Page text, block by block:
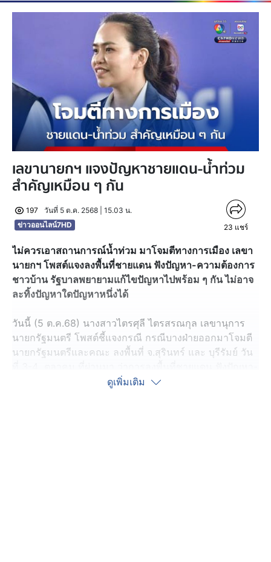
เลขานายกฯ แจงปัญหาชายแดน-น้ำท่วม
สำคัญเหมือน ๆ กัน
197
วันที่ 5 ต.ค. 2568 | 15.03 น.
ข่าวออนไลน์7HD
23 แชร์
ไม่ควรเอาสถานการณ์น้ำท่วม มาโจมตีทางการเมือง เลขา
นายกฯ โพสต์แจงลงพื้นที่ชายแดน ฟังปัญหา-ความต้องการ
ชาวบ้าน รัฐบาลพยายามแก้ไขปัญหาไปพร้อม ๆ กัน ไม่อาจ
ละทิ้งปัญหาใดปัญหาหนึ่งได้
วันนี้ (5 ต.ค.68) นางสาวไตรศุลี ไตรสรณกุล เลขานุการ
นายกรัฐมนตรี โพสต์ชี้แจงกรณี กรณีบางฝ่ายออกมาโจมตี
นายกรัฐมนตรีและคณะ ลงพื้นที่ จ.สุรินทร์ และ บุรีรัมย์ วัน
ความต้องการชาวบ้าน ไม่ใช่เรื่องของการเมือง
ดูเพิ่มเติม